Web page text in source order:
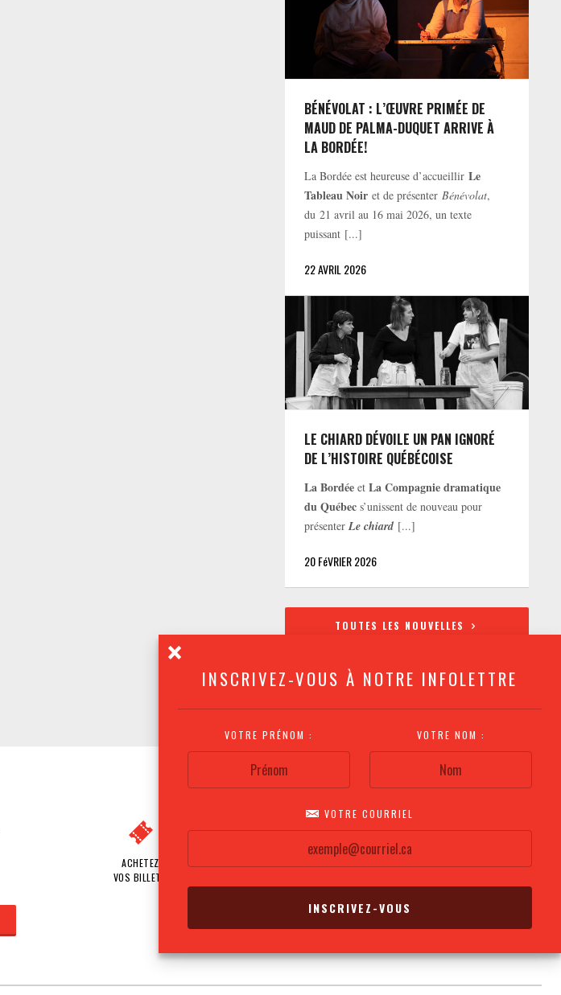
INSCRIVEZ-VOUS À NOTRE INFOLETTRE
VOTRE PRÉNOM : VOTRE NOM :
VOTRE COURRIEL
BÉNÉVOLAT : L’ŒUVRE PRIMÉE DE
MAUD DE PALMA-DUQUET ARRIVE À
LA BORDÉE!
La Bordée est heureuse d’accueillirLe
Tableau Noir et de présenterBénévolat,
du 21 avril au 16 mai 2026, un texte
puissant [...]
22 AVRIL 2026
LE CHIARD DÉVOILE UN PAN IGNORÉ
DE L’HISTOIRE QUÉBÉCOISE
La Bordée etLa Compagnie dramatique
du Québec s’unissent de nouveau pour
présenterLe chiard [...]
20 FéVRIER 2026
TOUTES LES NOUVELLES
ACHETEZ
VOS BILLETS